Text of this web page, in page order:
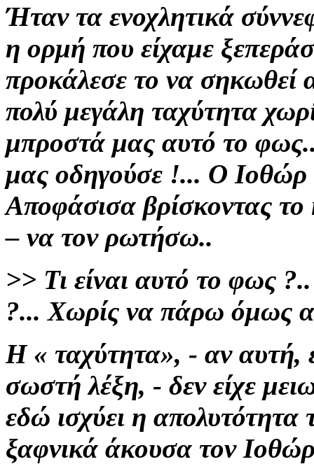
Ήταν τα ενοχλητικά
η ορμή που είχαμε
προκάλεσε το να σηκωθεί
πολύ μεγάλη ταχύτητα
μπροστά μας αυτό το
μας οδηγούσε !... Ο Ιοθώρ
Αποφάσισα βρίσκοντας το
– να τον ρωτήσω..
>> Τι είναι αυτό το φως ?..
?... Χωρίς να πάρω όμως
Η « ταχύτητα», - αν αυτή,
σωστή λέξη, - δεν είχε
εδώ ισχύει η
ξαφνικά άκουσα τον